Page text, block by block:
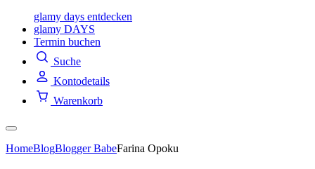
glamy days entdecken
glamy DAYS
Termin buchen
Suche
Kontodetails
Warenkorb
HomeBlogBlogger BabeFarina Opoku